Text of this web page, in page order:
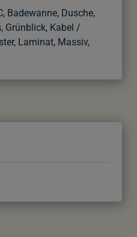
Badewanne Dusche
Grünblick Kabel /
Laminat Massiv